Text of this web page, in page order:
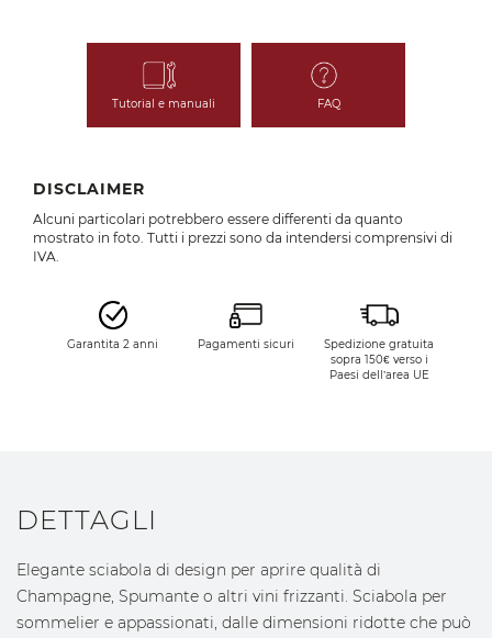
Tutorial e manuali FAQ
DISCLAIMER
Alcuni particolari potrebbero essere differenti da quanto
mostrato in foto. Tutti i prezzi sono da intendersi comprensivi di
IVA.
Garantita 2 anni Pagamenti sicuri
Spedizione gratuita
sopra 150€ verso i
Paesi dell’area UE
DETTAGLI
Elegante sciabola di design per aprire qualità di
Champagne, Spumante o altri vini frizzanti. Sciabola per
sommelier e appassionati, dalle dimensioni ridotte che può